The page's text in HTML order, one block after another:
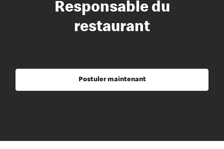
Responsable du
restaurant
Postuler maintenant